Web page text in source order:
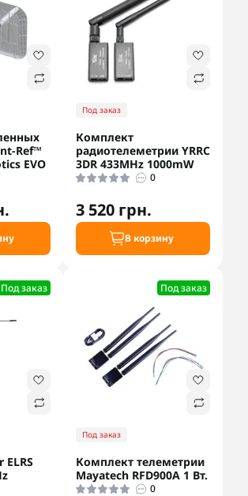
Ref™
EVO
Под заказ
Комплект
радиотелеметрии YRRC
3DR 433MHz 1000mW
0
3 520 грн.
В корзину
Под заказ
ELRS
Под заказ
Под заказ
Комплект телеметрии
Mayatech RFD900A 1 Вт.
0